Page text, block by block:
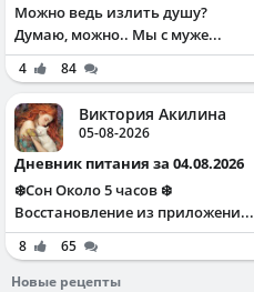
Можно ведь излить душу?
Думаю, можно.. Мы с муже...
4 84
Виктория Акилина
05-08-2026
Дневник питания за 04.08.2026
❄️Сон Около 5 часов ❄️
Восстановление из приложени...
8
65
Новые рецепты